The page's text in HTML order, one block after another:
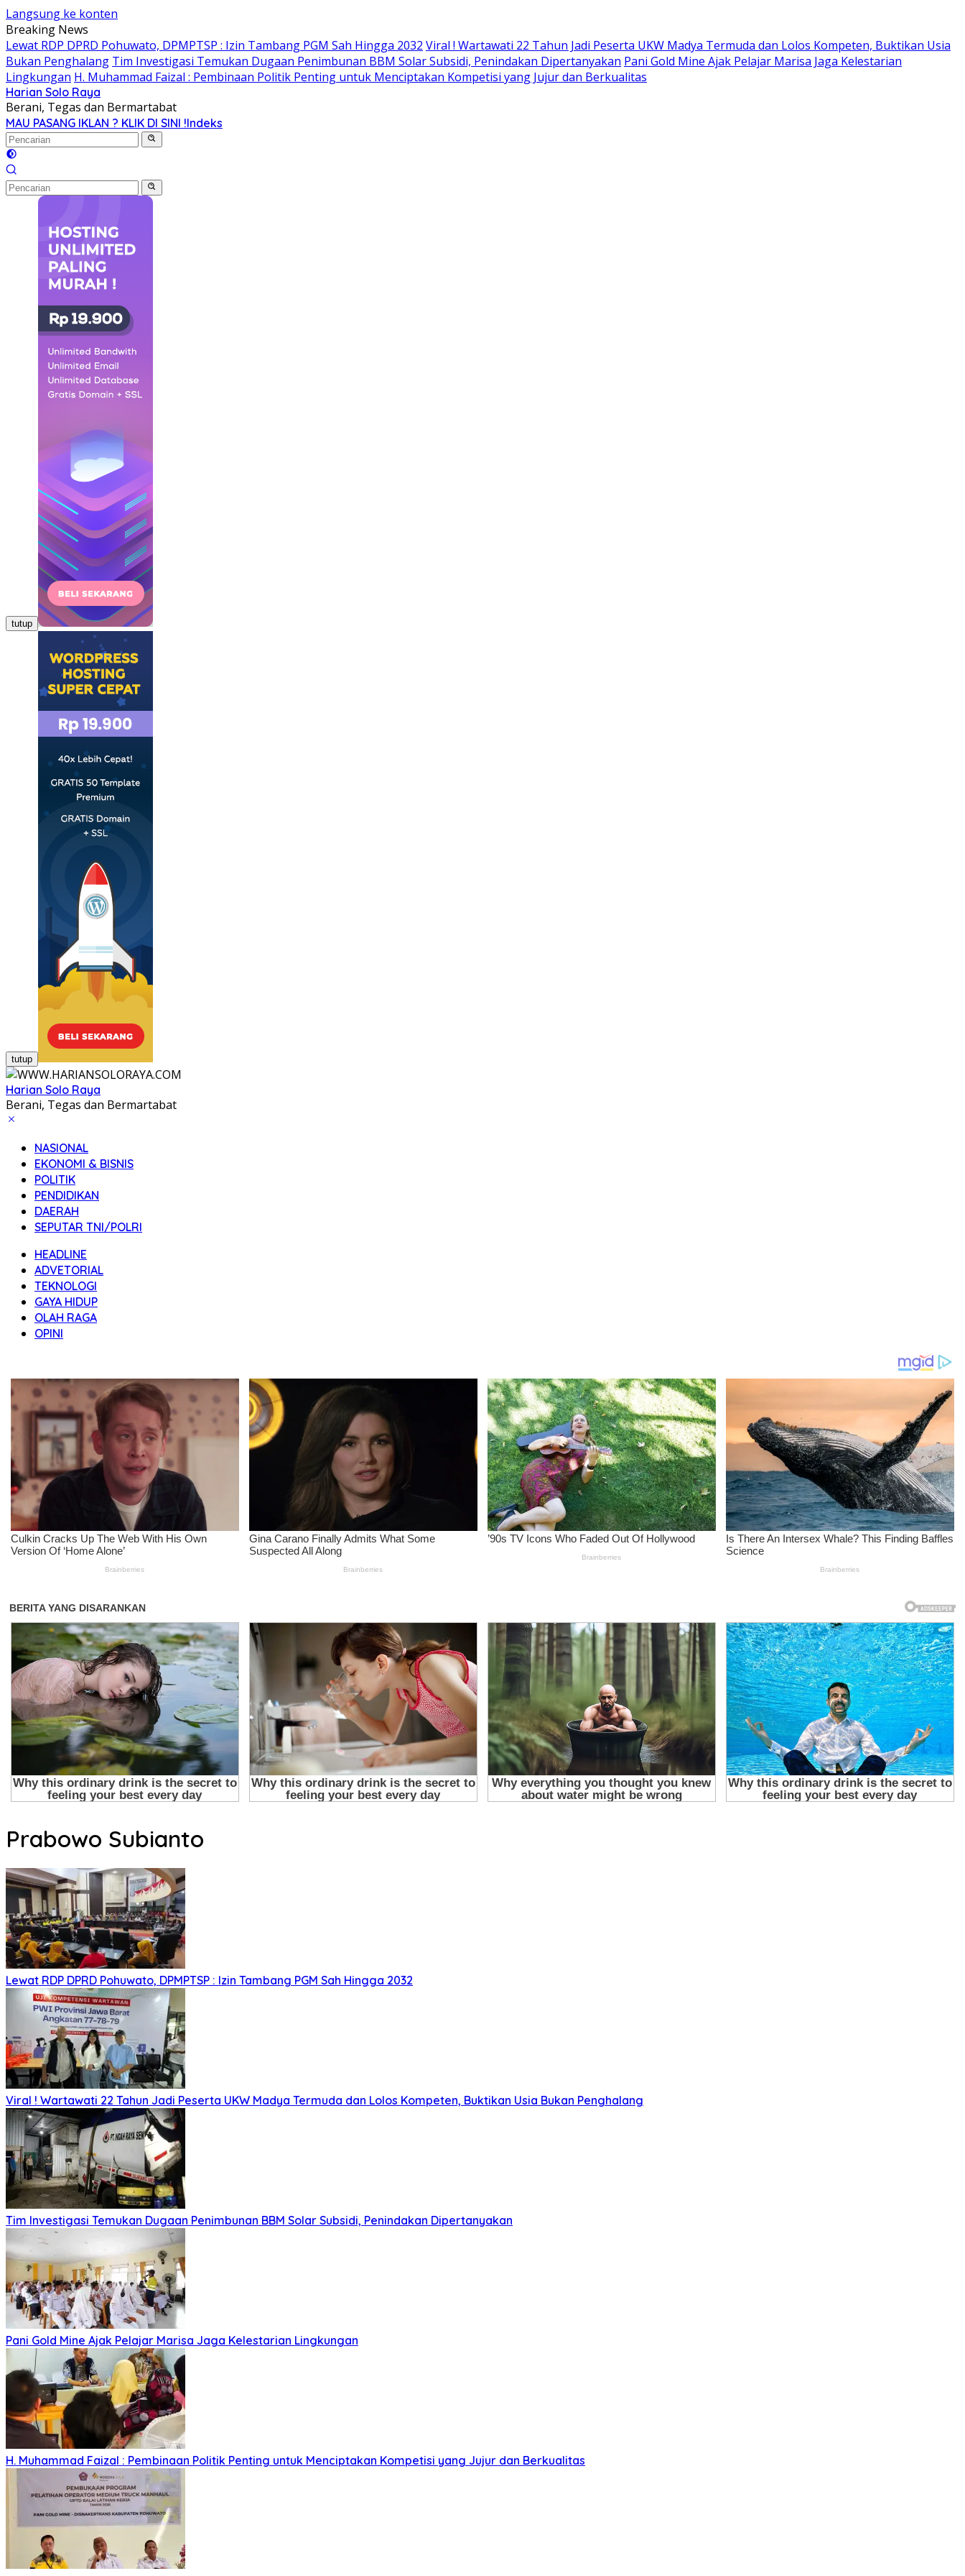
Langsung ke konten
Breaking News
Lewat RDP DPRD Pohuwato, DPMPTSP : Izin Tambang PGM Sah Hingga 2032 Viral ! Wartawati 22 Tahun Jadi Peserta UKW Madya Termuda dan Lolos Kompeten, Buktikan Usia
Bukan Penghalang Tim Investigasi Temukan Dugaan Penimbunan BBM Solar Subsidi, Penindakan Dipertanyakan Pani Gold Mine Ajak Pelajar Marisa Jaga Kelestarian
Lingkungan H. Muhammad Faizal : Pembinaan Politik Penting untuk Menciptakan Kompetisi yang Jujur dan Berkualitas
Harian Solo Raya
Berani, Tegas dan Bermartabat
MAU PASANG IKLAN ? KLIK DI SINI !Indeks
tutup
tutup
Harian Solo Raya
Berani, Tegas dan Bermartabat
NASIONAL
EKONOMI & BISNIS
POLITIK
PENDIDIKAN
DAERAH
SEPUTAR TNI/POLRI
HEADLINE
ADVETORIAL
TEKNOLOGI
GAYA HIDUP
OLAH RAGA
OPINI
Prabowo Subianto
Lewat RDP DPRD Pohuwato, DPMPTSP : Izin Tambang PGM Sah Hingga 2032
Viral ! Wartawati 22 Tahun Jadi Peserta UKW Madya Termuda dan Lolos Kompeten, Buktikan Usia Bukan Penghalang
Tim Investigasi Temukan Dugaan Penimbunan BBM Solar Subsidi, Penindakan Dipertanyakan
Pani Gold Mine Ajak Pelajar Marisa Jaga Kelestarian Lingkungan
H. Muhammad Faizal : Pembinaan Politik Penting untuk Menciptakan Kompetisi yang Jujur dan Berkualitas